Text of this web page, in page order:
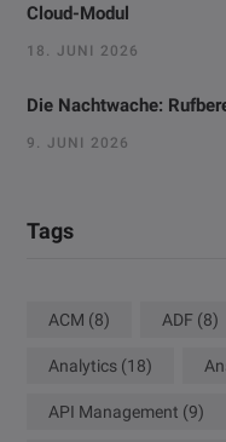
Cloud-Modul
18. JUNI 2026
Die Nachtwache:
9. JUNI 2026
Tags
ACM (8) ADF (8)
Analytics (18)
API Management (9)